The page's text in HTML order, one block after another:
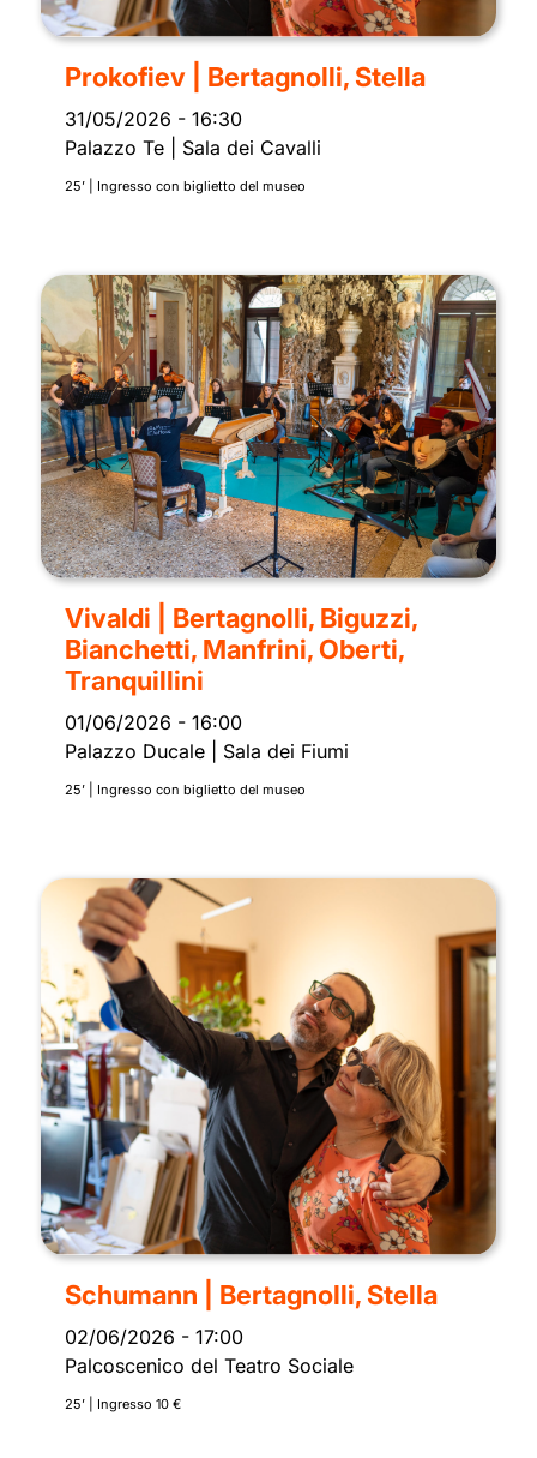
Prokofiev | Bertagnolli, Stella
31/05/2026 - 16:30
Palazzo Te | Sala dei Cavalli
25’ | Ingresso con biglietto del museo
Vivaldi | Bertagnolli, Biguzzi,
Bianchetti, Manfrini, Oberti,
Tranquillini
01/06/2026 - 16:00
Palazzo Ducale | Sala dei Fiumi
25’ | Ingresso con biglietto del museo
Schumann | Bertagnolli, Stella
02/06/2026 - 17:00
Palcoscenico del Teatro Sociale
25’ | Ingresso 10 €